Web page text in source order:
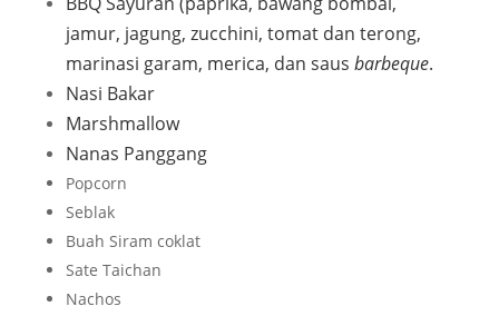
jamur, jagung, zucchini, tomat dan terong,
marinasi garam, merica, dan saus barbeque.
Nasi Bakar
Marshmallow
Nanas Panggang
Popcorn
Seblak
Buah Siram coklat
Sate Taichan
Nachos